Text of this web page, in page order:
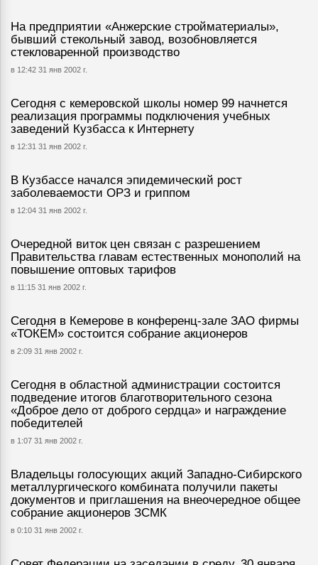
На предприятии «Анжерские стройматериалы»,
бывший стекольный завод, возобновляется
стекловаренной производство
в 12:42 31 янв 2002 г.
Сегодня с кемеровской школы номер 99 начнется
реализация программы подключения учебных
заведений Кузбасса к Интернету
в 12:31 31 янв 2002 г.
В Кузбассе начался эпидемический рост
заболеваемости ОРЗ и гриппом
в 12:04 31 янв 2002 г.
Очередной виток цен связан с разрешением
Правительства главам естественных монополий на
повышение оптовых тарифов
в 11:15 31 янв 2002 г.
Сегодня в Кемерове в конференц-зале ЗАО фирмы
«ТОКЕМ» состоится собрание акционеров
в 2:09 31 янв 2002 г.
Сегодня в областной администрации состоится
подведение итогов благотворительного сезона
«Доброе дело от доброго сердца» и награждение
победителей
в 1:07 31 янв 2002 г.
Владельцы голосующих акций Западно-Сибирского
металлургического комбината получили пакеты
документов и приглашения на внеочередное общее
собрание акционеров ЗСМК
в 0:10 31 янв 2002 г.